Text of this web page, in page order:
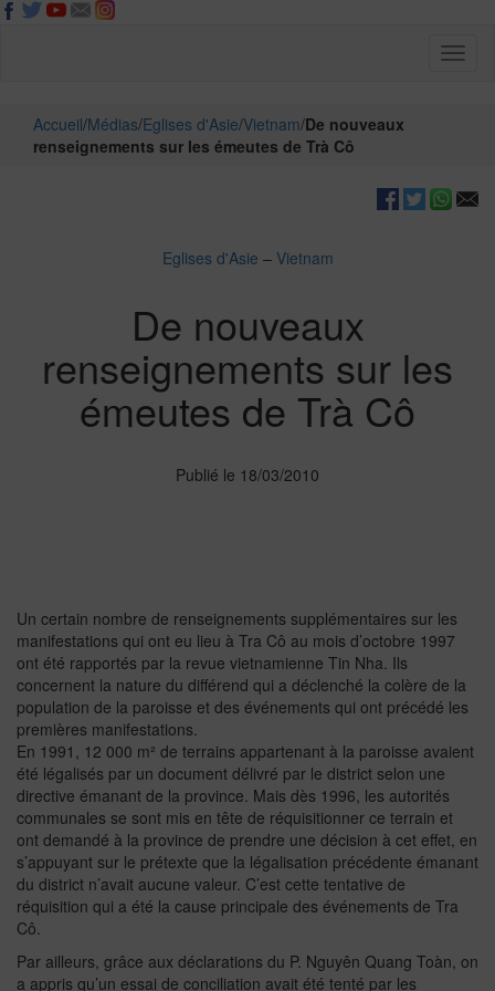
Accueil/Médias/Eglises d'Asie/Vietnam/De nouveaux
renseignements sur les émeutes de Trà Cô
Eglises d'Asie – Vietnam
De nouveaux
renseignements sur les
émeutes de Trà Cô
Publié le 18/03/2010
Un certain nombre de renseignements supplémentaires sur les
manifestations qui ont eu lieu à Tra Cô au mois d’octobre 1997
ont été rapportés par la revue vietnamienne Tin Nha. Ils
concernent la nature du différend qui a déclenché la colère de la
population de la paroisse et des événements qui ont précédé les
premières manifestations.
En 1991, 12 000 m² de terrains appartenant à la paroisse avaient
été légalisés par un document délivré par le district selon une
directive émanant de la province. Mais dès 1996, les autorités
communales se sont mis en tête de réquisitionner ce terrain et
ont demandé à la province de prendre une décision à cet effet, en
s’appuyant sur le prétexte que la légalisation précédente émanant
du district n’avait aucune valeur. C’est cette tentative de
réquisition qui a été la cause principale des événements de Tra
Cô.
Par ailleurs, grâce aux déclarations du P. Nguyên Quang Toàn, on
a appris qu’un essai de conciliation avait été tenté par les